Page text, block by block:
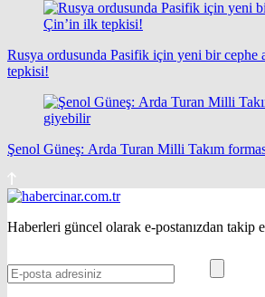
Rusya ordusunda Pasifik için yeni bir cephe
tepkisi!
Şenol Güneş: Arda Turan Milli Takım
Haberleri güncel olarak e-postanızdan takip